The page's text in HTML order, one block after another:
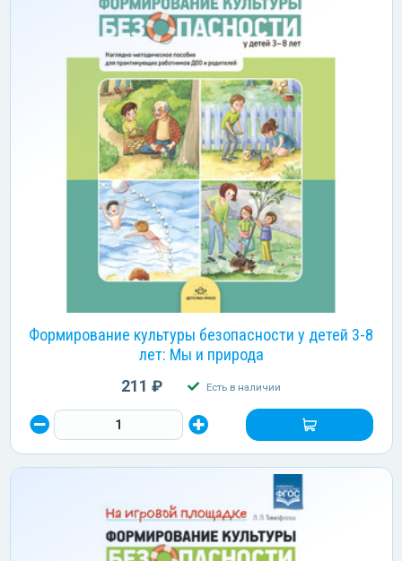
Формирование культуры безопасности у детей 3-8
лет: Мы и природа
211 ₽ Есть в наличии